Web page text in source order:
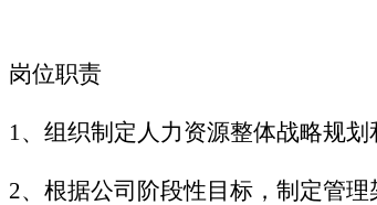
岗位职责
1、组织制定人力资源整体战略规划
2、根据公司阶段性目标，制定管